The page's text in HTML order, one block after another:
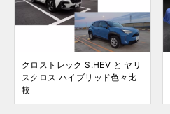
クロストレック S:HEV と ヤリ
スクロス ハイブリッド色々比
較